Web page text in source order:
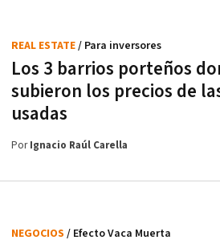
Los 3 barrios porteños
subieron los precios de
usadas
REAL ESTATE/ Para inversores
PorIgnacio Raúl Carella
NEGOCIOS / Efecto Vaca Muerta